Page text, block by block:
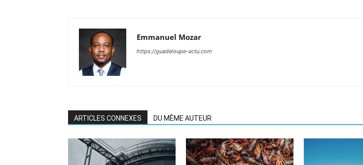
Emmanuel Mozar
https://guadeloupe-actu.com
ARTICLES CONNEXES DU MÊME AUTEUR